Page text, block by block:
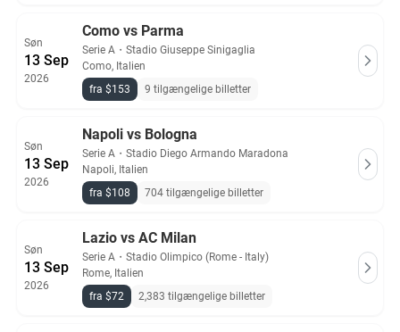
Søn
13 Sep
2026
Como vs Parma
Serie A ・ Stadio Giuseppe Sinigaglia
Como, Italien
fra $153
9 tilgængelige billetter
Søn
13 Sep
2026
Napoli vs Bologna
Serie A ・ Stadio Diego Armando Maradona
Napoli, Italien
fra $108
704 tilgængelige billetter
Søn
13 Sep
2026
Lazio vs AC Milan
Serie A ・ Stadio Olimpico (Rome - Italy)
Rome, Italien
fra $72
2,383 tilgængelige billetter